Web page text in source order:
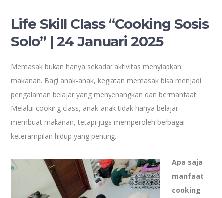
Life Skill Class “Cooking Sosis
Solo” | 24 Januari 2025
Memasak bukan hanya sekadar aktivitas menyiapkan
makanan. Bagi anak-anak, kegiatan memasak bisa menjadi
pengalaman belajar yang menyenangkan dan bermanfaat.
Melalui cooking class, anak-anak tidak hanya belajar
membuat makanan, tetapi juga memperoleh berbagai
keterampilan hidup yang penting.
Apa saja
manfaat
cooking